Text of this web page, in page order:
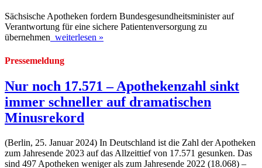
Sächsische Apotheken fordern Bundesgesundheitsminister auf
Verantwortung für eine sichere Patientenversorgung zu
übernehmen weiterlesen »
Pressemeldung
Nur noch 17.571 – Apothekenzahl sinkt
immer schneller auf dramatischen
Minusrekord
(Berlin, 25. Januar 2024) In Deutschland ist die Zahl der Apotheken
zum Jahresende 2023 auf das Allzeittief von 17.571 gesunken. Das
sind 497 Apotheken weniger als zum Jahresende 2022 (18.068) –